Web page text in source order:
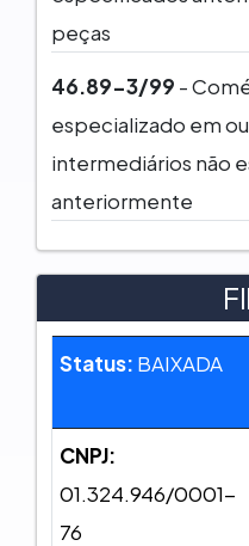
peças
46.89-3/99 -
especializado em
intermediários não
anteriormente
Status: BAIXADA
CNPJ:
01.324.946/0001-
76